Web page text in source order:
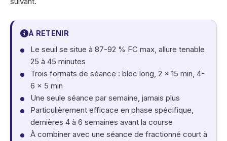
À RETENIR
Le seuil se situe à 87-92 % FC max, allure tenable
25 à 45 minutes
Trois formats de séance : bloc long, 2 × 15 min, 4-
6 × 5 min
Une seule séance par semaine, jamais plus
Particulièrement efficace en phase spécifique,
dernières 4 à 6 semaines avant la course
À combiner avec une séance de fractionné court à